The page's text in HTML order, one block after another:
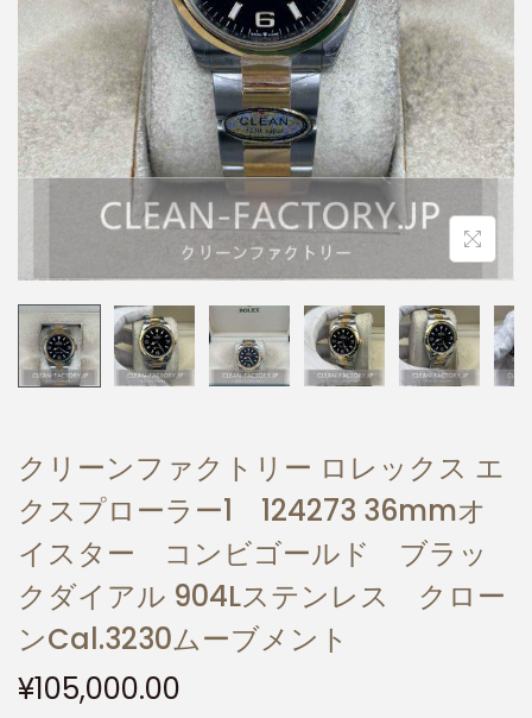
クリーンファクトリー ロレックス エ
クスプローラー1 124273 36mmオ
イスター コンビゴールド ブラッ
クダイアル 904Lステンレス クロー
ンCal.3230ムーブメント
¥105,000.00